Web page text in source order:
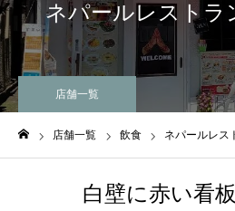
ネパールレスト
店舗一覧
店舗一覧 飲食 ネパールレ
白壁に赤い看